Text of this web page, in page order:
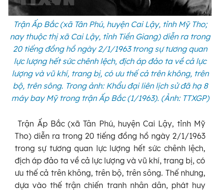
Trận Ấp Bắc (xã Tân Phú, huyện Cai Lậy, tỉnh Mỹ Tho;
nay thuộc thị xã Cai Lậy, tỉnh Tiền Giang) diễn ra trong
20 tiếng đồng hồ ngày 2/1/1963 trong sự tương quan
lực lượng hết sức chênh lệch, địch áp đảo ta về cả lực
lượng và vũ khí, trang bị, có ưu thế cả trên không, trên
bộ, trên sông. Trong ảnh: Khẩu đại liên lịch sử đã hạ 8
máy bay Mỹ trong trận Ấp Bắc (1/1963). (Ảnh: TTXGP)
Trận Ấp Bắc (xã Tân Phú, huyện Cai Lậy, tỉnh Mỹ
Tho) diễn ra trong 20 tiếng đồng hồ ngày 2/1/1963
trong sự tương quan lực lượng hết sức chênh lệch,
địch áp đảo ta về cả lực lượng và vũ khí, trang bị, có
ưu thế cả trên không, trên bộ, trên sông. Thế nhưng,
dựa vào thế trận chiến tranh nhân dân, phát huy